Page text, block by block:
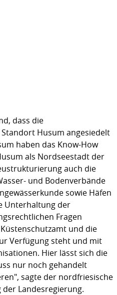
dass die
Husum angesiedelt
haben das Know-How
als Nordseestadt der
auch die
und Bodenverbände
sowie Häfen
Unterhaltung der
Fragen
und die
Verfügung steht und mit
Hier lässt sich die
nur noch gehandelt
sagte der nordfriesische
Landesregierung.